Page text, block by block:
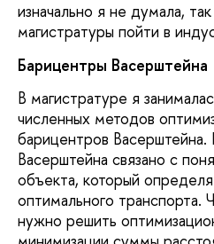
изначально я не думала,
магистратуры пойти в
Барицентры Васерштейна
В магистратуре я
численных методов
барицентров
Васерштейна связано с
объекта, который
оптимального транспорта.
нужно решить